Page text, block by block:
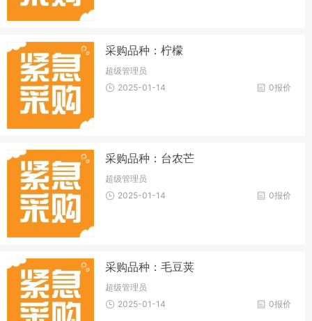
采购品种：柠檬
超级管理员
0报价
2025-01-14
采购品种：台农芒
超级管理员
0报价
2025-01-14
采购品种：毛豆荚
超级管理员
0报价
2025-01-14